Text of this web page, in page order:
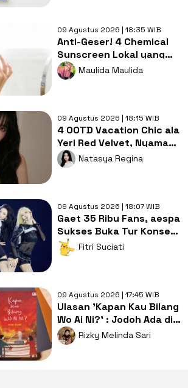
09 Agustus 2026 | 18:35 WIB
Anti-Geser! 4 Chemical
Sunscreen Lokal yang
Nyaman Dipakai di Bawah
Makeup
Maulida Maulida
09 Agustus 2026 | 18:15 WIB
4 OOTD Vacation Chic ala
Yeri Red Velvet, Nyaman
dan Tetap Stylish!
Natasya Regina
09 Agustus 2026 | 18:07 WIB
Gaet 35 Ribu Fans, aespa
Sukses Buka Tur Konser
SYNK: COMPLaeXITY di
Seoul
Fitri Suciati
09 Agustus 2026 | 17:45 WIB
Ulasan 'Kapan Kau Bilang
Wo Ai Ni?' : Jodoh Ada di
Tangan Ibu dan Camer
Rizky Melinda Sari